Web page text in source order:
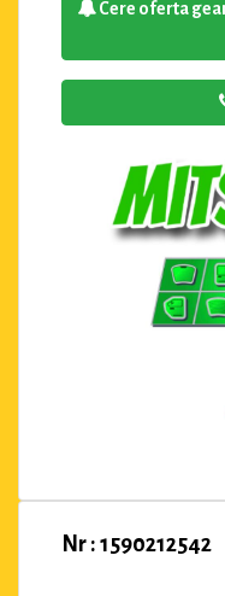
Cere oferta
Nr : 1590212542